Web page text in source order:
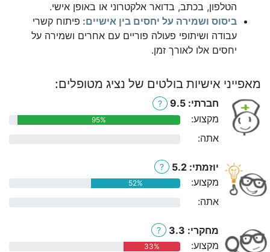
הטלפון, בכתב, בדואר אלקטרוני או באופן אישי.
ביסוס ושמירה על יחסים בין אישיים: פיתוח קשרי
עבודה ושיתופי פעולה פוריים עם אחרים ושמירה על
יחסים אלו לאורך זמן.
מאפייני אישיות בולטים של נציג מטופלים:
חברתי: 9.5 ?
מקצוע: 95%
אתה:
יוזמתי: 5.2 ?
מקצוע: 52%
אתה:
מחקרי: 3.3 ?
מקצוע: 33%